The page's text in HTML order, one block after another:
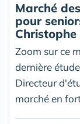
Marché
pour
Christophe
Zoom sur ce
dernière
Directeur
marché en